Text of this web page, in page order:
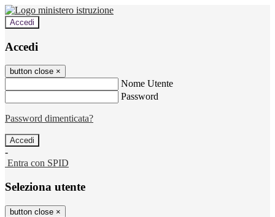
Accedi
Accedi
button close ×
Nome Utente
Password
Password dimenticata?
-
Entra con SPID
Seleziona utente
button close ×